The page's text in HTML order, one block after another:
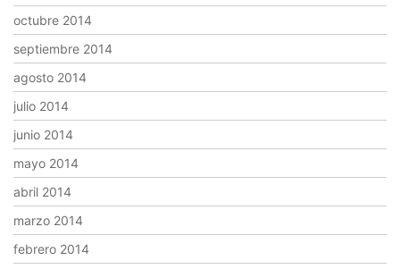
octubre 2014
septiembre 2014
agosto 2014
julio 2014
junio 2014
mayo 2014
abril 2014
marzo 2014
febrero 2014